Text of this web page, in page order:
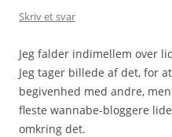
Skriv et svar
Jeg falder indimellem over
Jeg tager billede af det, for
begivenhed med andre,
fleste wannabe-bloggere
omkring det.